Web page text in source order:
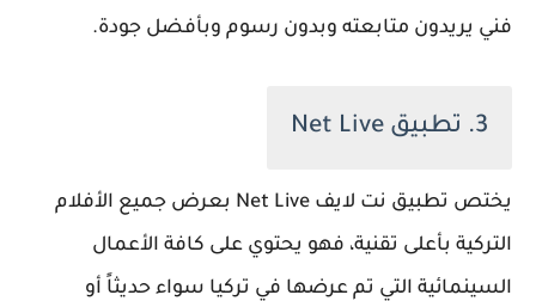
فني يريدون متابعته وبدون رسوم وبأفضل جودة.
3. تطبيق Net Live
يختص تطبيق نت لايف Net Live بعرض جميع الأفلام
التركية بأعلى تقنية، فهو يحتوي على كافة الأعمال
السينمائية التي تم عرضها في تركيا سواء حديثاً أو